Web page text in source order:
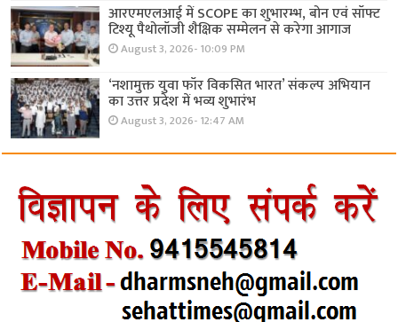
आरएमएलआई में SCOPE का शुभारम्भ, बोन एवं सॉफ्ट
टिश्यू पैथोलॉजी शैक्षिक सम्मेलन से करेगा आगाज
August 3, 2026- 10:09 PM
‘नशामुक्त युवा फॉर विकसित भारत’ संकल्प अभियान
का उत्तर प्रदेश में भव्य शुभारंभ
August 3, 2026- 12:47 AM